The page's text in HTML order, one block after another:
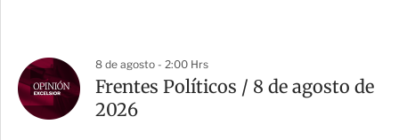
8 de agosto - 2:00 Hrs
Frentes Políticos / 8 de agosto de
2026